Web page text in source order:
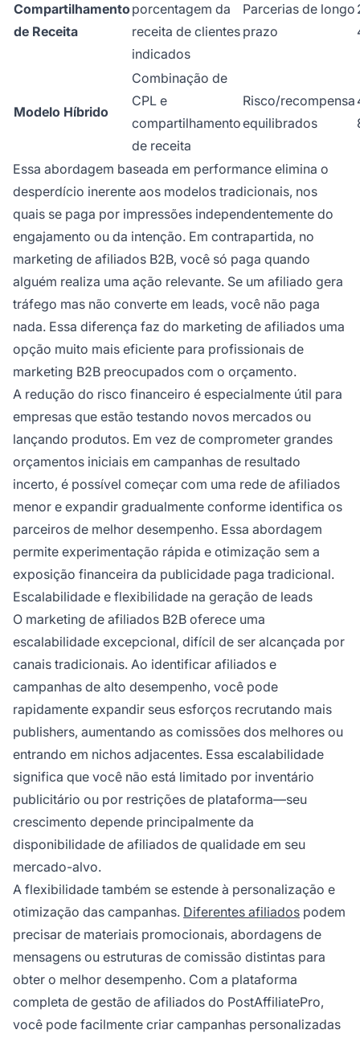
Compartilhamento
de Receita
porcentagem da
receita de clientes
indicados
Parcerias de longo
prazo
Modelo Híbrido
Combinação de
CPL e
compartilhamento
de receita
Risco/recompensa
equilibrados
Essa abordagem baseada em performance elimina o
desperdício inerente aos modelos tradicionais, nos
quais se paga por impressões independentemente do
engajamento ou da intenção. Em contrapartida, no
marketing de afiliados B2B, você só paga quando
alguém realiza uma ação relevante. Se um afiliado gera
tráfego mas não converte em leads, você não paga
nada. Essa diferença faz do marketing de afiliados uma
opção muito mais eficiente para profissionais de
marketing B2B preocupados com o orçamento.
A redução do risco financeiro é especialmente útil para
empresas que estão testando novos mercados ou
lançando produtos. Em vez de comprometer grandes
orçamentos iniciais em campanhas de resultado
incerto, é possível começar com uma rede de afiliados
menor e expandir gradualmente conforme identifica os
parceiros de melhor desempenho. Essa abordagem
permite experimentação rápida e otimização sem a
exposição financeira da publicidade paga tradicional.
Escalabilidade e flexibilidade na geração de leads
O marketing de afiliados B2B oferece uma
escalabilidade excepcional, difícil de ser alcançada por
canais tradicionais. Ao identificar afiliados e
campanhas de alto desempenho, você pode
rapidamente expandir seus esforços recrutando mais
publishers, aumentando as comissões dos melhores ou
entrando em nichos adjacentes. Essa escalabilidade
significa que você não está limitado por inventário
publicitário ou por restrições de plataforma—seu
crescimento depende principalmente da
disponibilidade de afiliados de qualidade em seu
mercado-alvo.
A flexibilidade também se estende à personalização e
otimização das campanhas. Diferentes afiliados podem
precisar de materiais promocionais, abordagens de
mensagens ou estruturas de comissão distintas para
obter o melhor desempenho. Com a plataforma
completa de gestão de afiliados do PostAffiliatePro,
você pode facilmente criar campanhas personalizadas